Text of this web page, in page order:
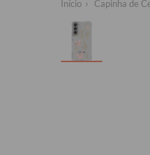
Início Capinha de